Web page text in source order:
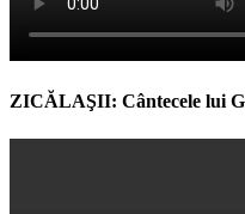
ZICĂLAŞII: Cântecele lui